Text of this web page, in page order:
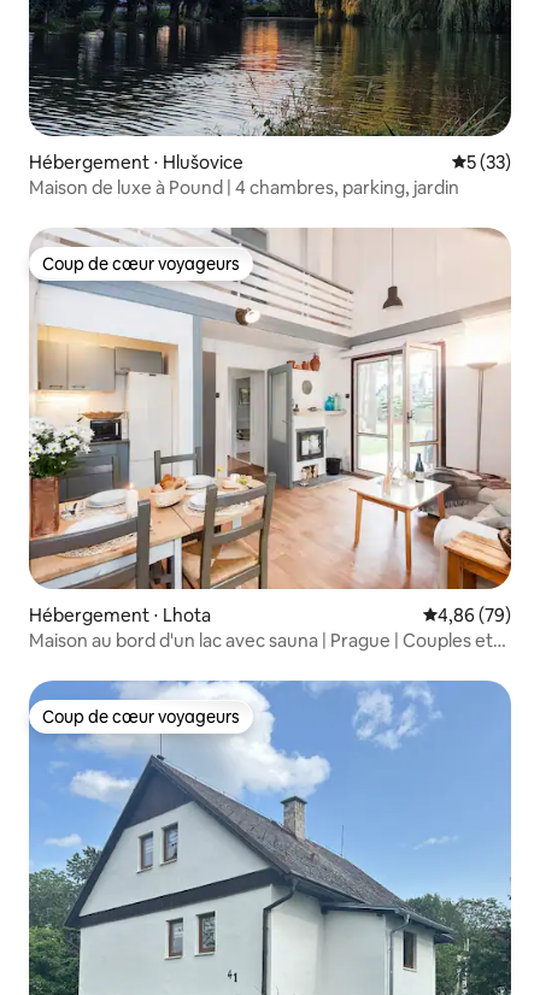
Hébergement ⋅ Hlušovice
5 (33)
Maison de luxe à Pound | 4 chambres, parking, jardin
Coup de cœur voyageurs
Coup de cœur voyageurs
Hébergement ⋅ Lhota Évaluation
4,86 (79)
Maison au bord d'un lac avec sauna | Prague | Couples et
Coup de cœur voyageurs
Coup de cœur voyageurs